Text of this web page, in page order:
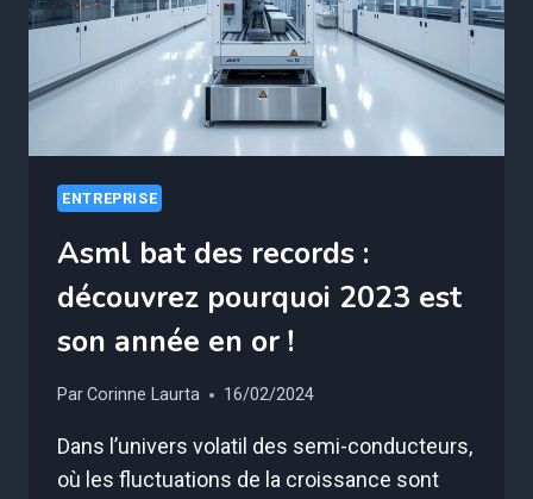
ENTREPRISE
Asml bat des records :
découvrez pourquoi 2023 est
son année en or !
ParCorinne Laurta 16/02/2024
Dans l’univers volatil des semi-conducteurs,
où les fluctuations de la croissance sont